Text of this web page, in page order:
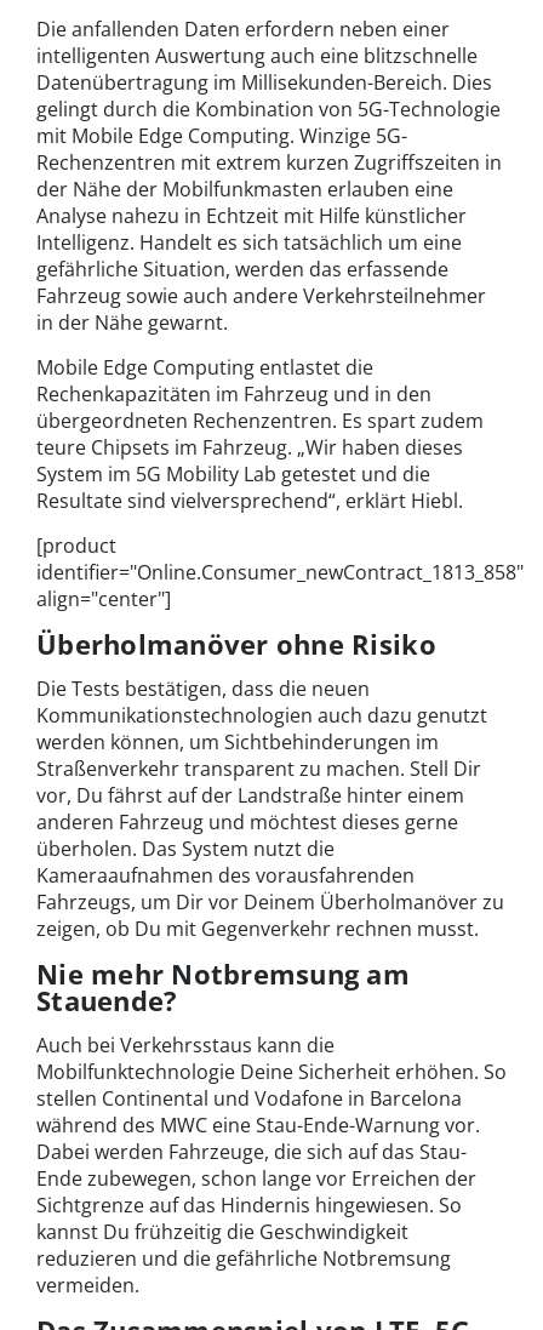
Die anfallenden Daten erfordern neben einer
intelligenten Auswertung auch eine blitzschnelle
Datenübertragung im Millisekunden-Bereich. Dies
gelingt durch die Kombination von 5G-Technologie
mit Mobile Edge Computing. Winzige 5G-
Rechenzentren mit extrem kurzen Zugriffszeiten in
der Nähe der Mobilfunkmasten erlauben eine
Analyse nahezu in Echtzeit mit Hilfe künstlicher
Intelligenz. Handelt es sich tatsächlich um eine
gefährliche Situation, werden das erfassende
Fahrzeug sowie auch andere Verkehrsteilnehmer
in der Nähe gewarnt.
Mobile Edge Computing entlastet die
Rechenkapazitäten im Fahrzeug und in den
übergeordneten Rechenzentren. Es spart zudem
teure Chipsets im Fahrzeug. „Wir haben dieses
System im 5G Mobility Lab getestet und die
Resultate sind vielversprechend“, erklärt Hiebl.
[product
identifier="Online.Consumer_newContract_1813_858"
align="center"]
Überholmanöver ohne Risiko
Die Tests bestätigen, dass die neuen
Kommunikationstechnologien auch dazu genutzt
werden können, um Sichtbehinderungen im
Straßenverkehr transparent zu machen. Stell Dir
vor, Du fährst auf der Landstraße hinter einem
anderen Fahrzeug und möchtest dieses gerne
überholen. Das System nutzt die
Kameraaufnahmen des vorausfahrenden
Fahrzeugs, um Dir vor Deinem Überholmanöver zu
zeigen, ob Du mit Gegenverkehr rechnen musst.
Nie mehr Notbremsung am
Stauende?
Auch bei Verkehrsstaus kann die
Mobilfunktechnologie Deine Sicherheit erhöhen. So
stellen Continental und Vodafone in Barcelona
während des MWC eine Stau-Ende-Warnung vor.
Dabei werden Fahrzeuge, die sich auf das Stau-
Ende zubewegen, schon lange vor Erreichen der
Sichtgrenze auf das Hindernis hingewiesen. So
kannst Du frühzeitig die Geschwindigkeit
reduzieren und die gefährliche Notbremsung
vermeiden.